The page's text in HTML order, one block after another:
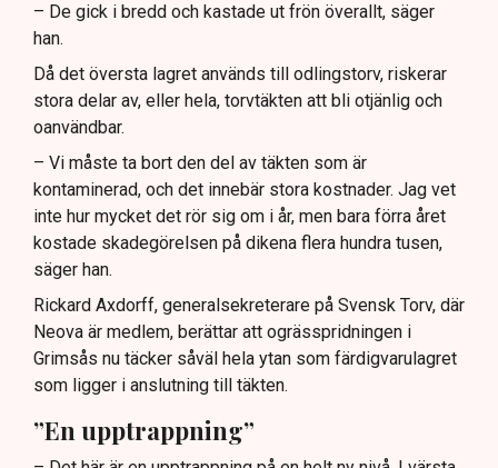
– De gick i bredd och kastade ut frön överallt, säger
han.
Då det översta lagret används till odlingstorv, riskerar
stora delar av, eller hela, torvtäkten att bli otjänlig och
oanvändbar.
– Vi måste ta bort den del av täkten som är
kontaminerad, och det innebär stora kostnader. Jag vet
inte hur mycket det rör sig om i år, men bara förra året
kostade skadegörelsen på dikena flera hundra tusen,
säger han.
Rickard Axdorff, generalsekreterare på Svensk Torv, där
Neova är medlem, berättar att ogrässpridningen i
Grimsås nu täcker såväl hela ytan som färdigvarulagret
som ligger i anslutning till täkten.
”En upptrappning”